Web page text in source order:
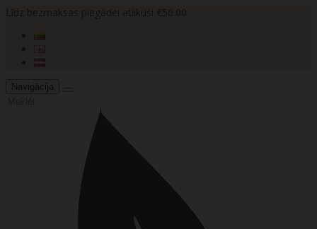
Navigācija